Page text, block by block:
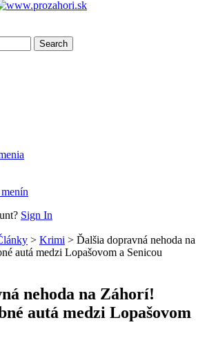
Sign In
> Krimi > Ďalšia dopravná nehoda na
autá medzi Lopašovom a Senicou
nehoda na Záhorí!
autá medzi Lopašovom